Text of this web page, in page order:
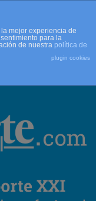
mejor experiencia de
para la
de nuestra política de
plugin cookies